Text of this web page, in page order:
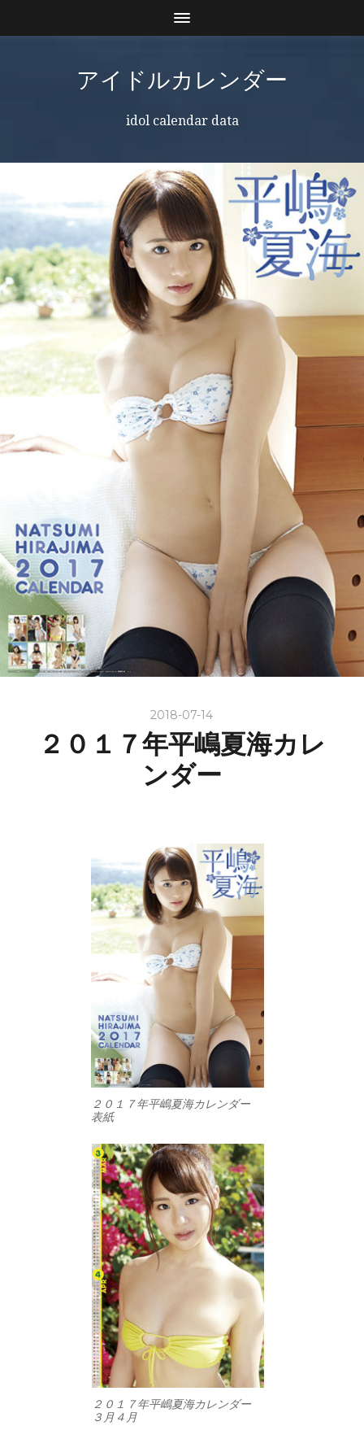
アイドルカレンダー
idol calendar data
2018-07-14
２０１７年平嶋夏海カレ
ンダー
２０１７年平嶋夏海カレンダー
表紙
２０１７年平嶋夏海カレンダー
３月４月